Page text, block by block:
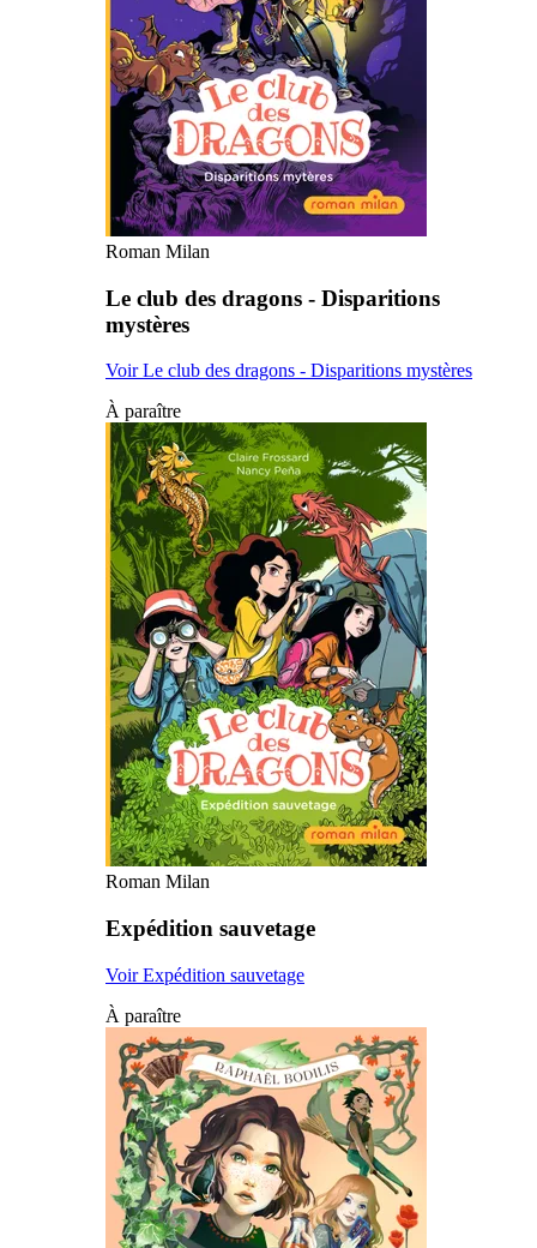
Roman Milan
Le club des dragons - Disparitions
mystères
Voir Le club des dragons - Disparitions mystères
À paraître
Roman Milan
Expédition sauvetage
Voir Expédition sauvetage
À paraître